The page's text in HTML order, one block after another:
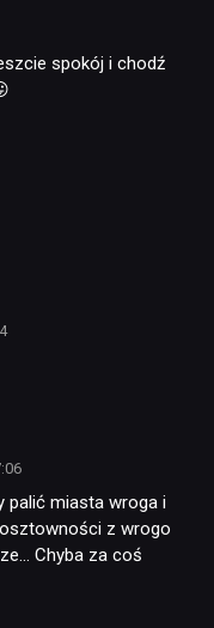
spokój i chodź
palić miasta wroga i
z wrogo
Chyba za coś